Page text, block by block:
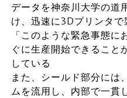
データを神奈川大学の道
け、迅速に3Dプリンタ
「このような緊急事態
ぐに生産開始できること
している
また、シールド部分には
ムを流用し、内部で一貫